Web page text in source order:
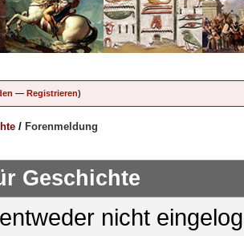
— Registrieren)
/ Forenmeldung
Geschichte
nicht